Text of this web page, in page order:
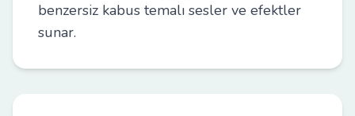
benzersiz kabus temalı sesler ve efektler
sunar.